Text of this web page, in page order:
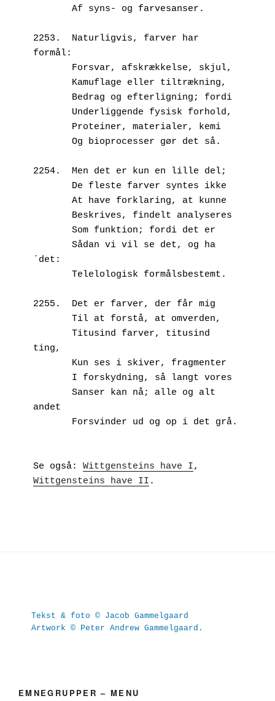
       Af syns- og farvesanser.
2253.  Naturligvis, farver har
formål:
       Forsvar, afskrækkelse, skjul,
       Kamuflage eller tiltrækning,
       Bedrag og efterligning; fordi
       Underliggende fysisk forhold,
       Proteiner, materialer, kemi
       Og bioprocesser gør det så.
2254.  Men det er kun en lille del;
       De fleste farver syntes ikke
       At have forklaring, at kunne
       Beskrives, findelt analyseres
       Som funktion; fordi det er
´det:
       Telelologisk formålsbestemt.
2255.  Det er farver, der får mig
       Til at forstå, at omverden,
ting,
       Kun ses i skiver, fragmenter
       I forskydning, så langt vores
andet
Se også: Wittgensteins have I
Wittgensteins have II .
Tekst & foto © Jacob Gammelgaard
Artwork © Peter Andrew Gammelgaard.
EMNEGRUPPER – MENU